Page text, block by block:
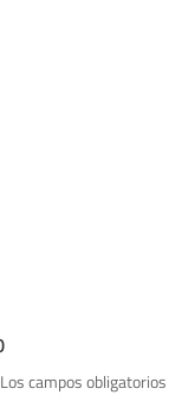
Los campos obligatorios